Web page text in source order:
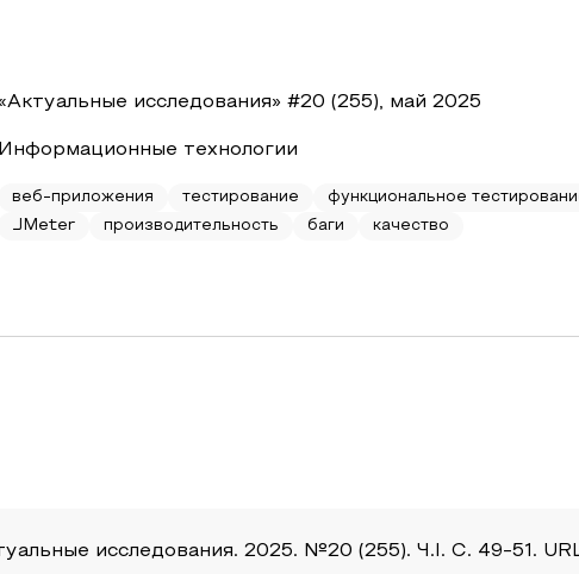
исследования» #20 (255), май 2025
Информационные технологии
веб-приложения тестирование функциональное
JMeter
производительность баги качество
исследования. 2025. №20 (255). Ч.I. С. 49-51.